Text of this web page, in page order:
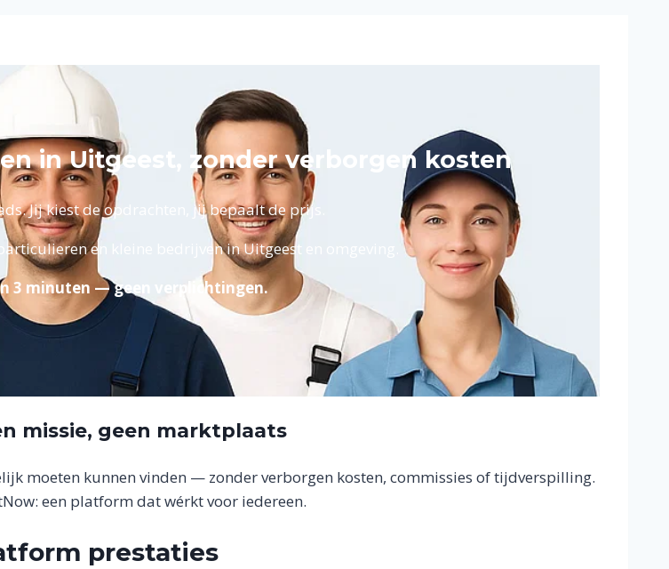
in Uitgeest, zonder verborgen kosten
Jij kiest de opdrachten, jij bepaalt de prijs.
en kleine bedrijven in Uitgeest en omgeving.
3 minuten — geen verplichtingen.
missie, geen marktplaats
moeten kunnen vinden — zonder verborgen kosten, commissies of tijdverspilling.
een platform dat wérkt voor iedereen.
prestaties